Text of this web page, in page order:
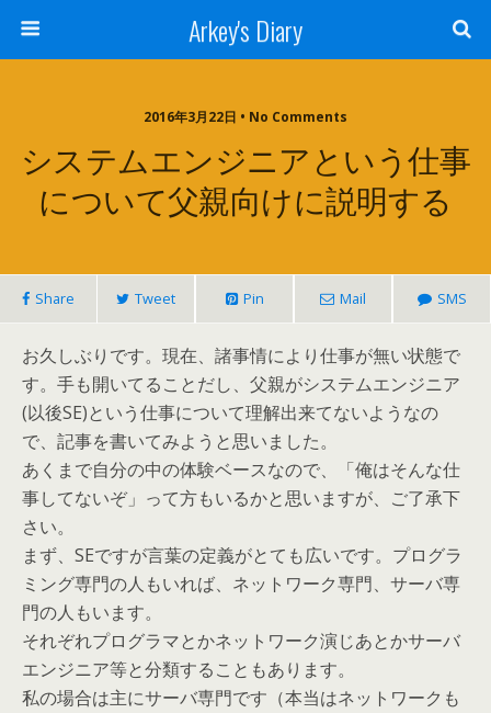
Arkey's Diary
2016年3月22日 • No Comments
システムエンジニアという仕事
について父親向けに説明する
Share Tweet Pin Mail SMS
お久しぶりです。現在、諸事情により仕事が無い状態で
す。手も開いてることだし、父親がシステムエンジニア
(以後SE)という仕事について理解出来てないようなの
で、記事を書いてみようと思いました。
あくまで自分の中の体験ベースなので、「俺はそんな仕
事してないぞ」って方もいるかと思いますが、ご了承下
さい。
まず、SEですが言葉の定義がとても広いです。プログラ
ミング専門の人もいれば、ネットワーク専門、サーバ専
門の人もいます。
それぞれプログラマとかネットワーク演じあとかサーバ
エンジニア等と分類することもあります。
私の場合は主にサーバ専門です（本当はネットワークも